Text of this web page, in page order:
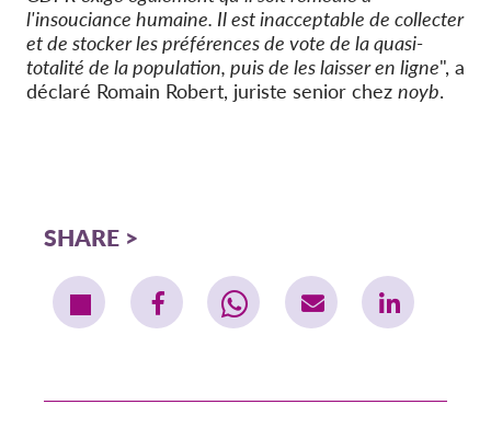
l'insouciance humaine. Il est inacceptable de collecter
et de stocker les préférences de vote de la quasi-
totalité de la population, puis de les laisser en ligne", a
déclaré Romain Robert, juriste senior chez noyb.
SHARE